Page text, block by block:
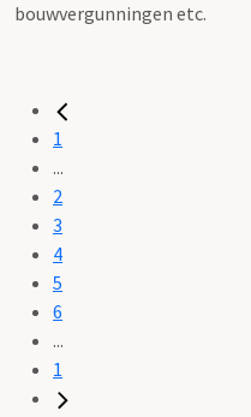
bouwvergunningen etc.
1
...
2
3
4
5
6
...
1